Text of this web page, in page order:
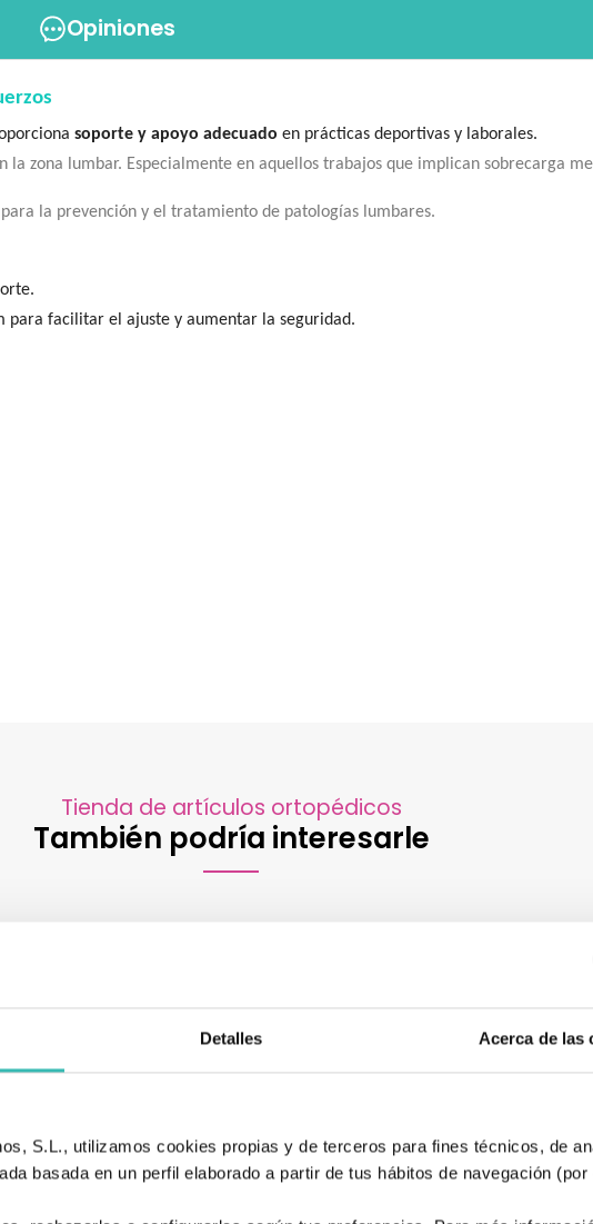
Detalles Acerca de las
S.L., utilizamos cookies propias y de terceros para fines técnicos, de
basada en un perfil elaborado a partir de tus hábitos de navegación (por
Opiniones
soporte y apoyo adecuado en prácticas deportivas y laborales.
la zona lumbar. Especialmente en aquellos trabajos que implican sobrecarga
para la prevención y el tratamiento de patologías lumbares.
para facilitar el ajuste y aumentar la seguridad.
Tienda de artículos ortopédicos
También podría interesarle